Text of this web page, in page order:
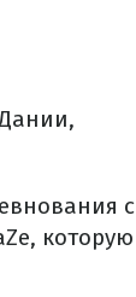
с
которую